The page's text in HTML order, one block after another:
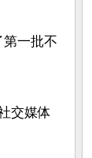
一批不
交媒体